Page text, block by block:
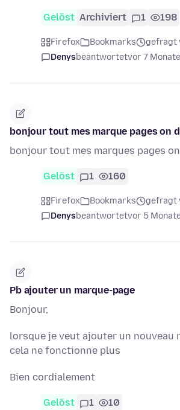
Gelöst Archiviert 1 198
Firefox Bookmarks
gefragt
Denysbeantwortetvor 7
bonjour tout mes marque pages on
bonjour tout mes marques pages
Gelöst 1 160
Firefox Bookmarks
gefragt
Denysbeantwortetvor 5
Pb ajouter un marque-page
Bonjour,
lorsque je veut ajouter un nouveau
cela ne fonctionne plus
Bien cordialement
Gelöst 1 10